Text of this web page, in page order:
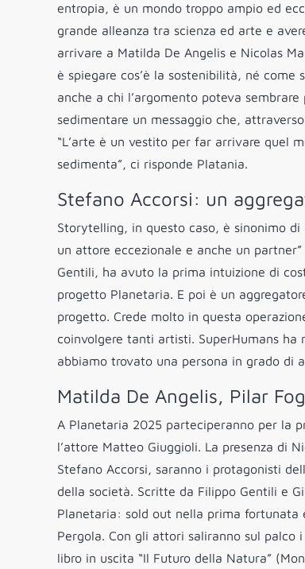
entropia, è un mondo troppo ampio ed
grande alleanza tra scienza ed arte e
arrivare a Matilda De Angelis e Nicolas
è spiegare cos’è la sostenibilità, né
anche a chi l’argomento poteva
sedimentare un messaggio che,
“L’arte è un vestito per far arrivare quel
sedimenta”, ci risponde Platania.
Stefano Accorsi: un
Storytelling, in questo caso, è sinonimo
un attore eccezionale e anche un
Gentili, ha avuto la prima intuizione di
progetto Planetaria. E poi è un
progetto. Crede molto in questa
coinvolgere tanti artisti. SuperHumans
abbiamo trovato una persona in grado di
Matilda De Angelis, Pilar
A Planetaria 2025 parteciperanno per la
l’attore Matteo Giuggioli. La presenza di
Stefano Accorsi, saranno i protagonisti
della società. Scritte da Filippo Gentili e
Planetaria: sold out nella prima fortunata
Pergola. Con gli attori saliranno sul
libro in uscita “Il Futuro della Natura”